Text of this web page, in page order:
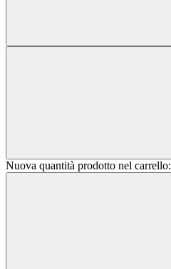
Nuova quantità prodotto nel carrello: